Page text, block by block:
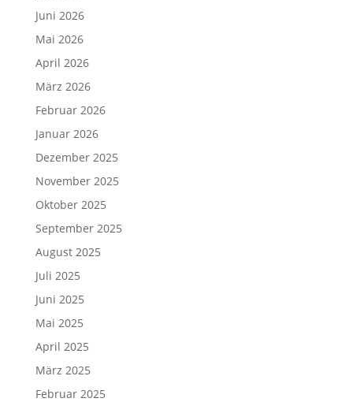
Juni 2026
Mai 2026
April 2026
März 2026
Februar 2026
Januar 2026
Dezember 2025
November 2025
Oktober 2025
September 2025
August 2025
Juli 2025
Juni 2025
Mai 2025
April 2025
März 2025
Februar 2025